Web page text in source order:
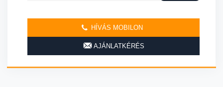
HÍVÁS MOBILON
AJÁNLATKÉRÉS